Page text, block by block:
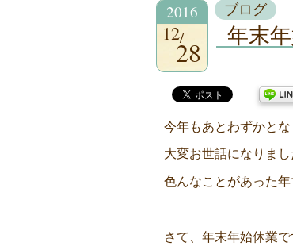
2016
12
28
ブログ
年末
今年もあとわずかとな
大変お世話になりまし
色んなことがあった
さて、年末年始休業